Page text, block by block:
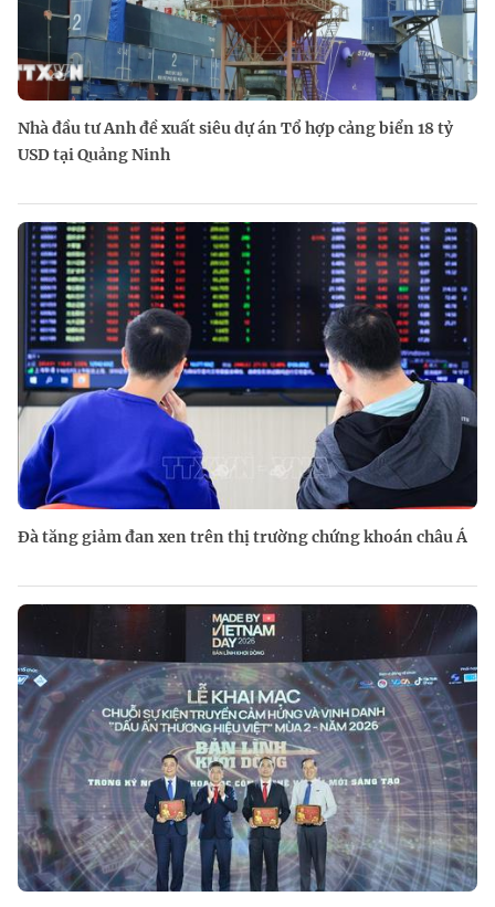
Nhà đầu tư Anh đề xuất siêu dự án Tổ hợp cảng biển 18 tỷ
USD tại Quảng Ninh
Đà tăng giảm đan xen trên thị trường chứng khoán châu Á